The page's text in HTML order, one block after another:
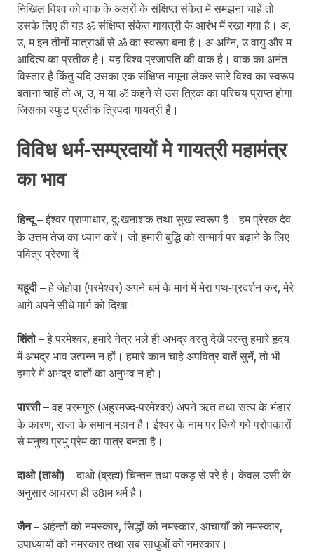
निखिल विश्व को वाक के अक्षरों के संक्षिप्त संकेत में समझना चाहें तो
उसके लिए ही यह ॐ संक्षिप्त संकेत गायत्री के आरंभ में रखा गया है। अ,
उ, म इन तीनों मात्राओं से ॐ का स्वरूप बना है। अ अग्नि, उ वायु और म
आदित्य का प्रतीक है। यह विश्व प्रजापति की वाक है। वाक का अनंत
विस्तार है किंतु यदि उसका एक संक्षिप्त नमूना लेकर सारे विश्व का स्वरूप
बताना चाहें तो अ, उ, म या ॐ कहने से उस त्रिक का परिचय प्राप्त होगा
जिसका स्फुट प्रतीक त्रिपदा गायत्री है।
विविध धर्म-सम्प्रदायों मे गायत्री महामंत्र
का भाव
हिन्दू– ईश्वर प्राणाधार, दुःखनाशक तथा सुख स्वरूप है। हम प्रेरक देव
के उत्तम तेज का ध्यान करें। जो हमारी बुद्धि को सन्मार्ग पर बढ़ाने के लिए
पवित्र प्रेरणा दें।
यहूदी– हे जेहोवा (परमेश्वर) अपने धर्म के मार्ग में मेरा पथ-प्रदर्शन कर, मेरे
आगे अपने सीधे मार्ग को दिखा।
शिंतो– हे परमेश्वर, हमारे नेत्र भले ही अभद्र वस्तु देखें परन्तु हमारे हृदय
में अभद्र भाव उत्पन्न न हों। हमारे कान चाहे अपवित्र बातें सुनें, तो भी
हमारे में अभद्र बातों का अनुभव न हो।
पारसी– वह परमगुरु (अहुरमज्द-परमेश्वर) अपने ऋत तथा सत्य के भंडार
के कारण, राजा के समान महान है। ईश्वर के नाम पर किये गये परोपकारों
से मनुष्य प्रभु प्रेम का पात्र बनता है।
दाओ (ताओ) – दाओ (ब्रह्म) चिन्तन तथा पकड़ से परे है। केवल उसी के
अनुसार आचरण ही उ8ाम धर्म है।
जैन– अर्हन्तों को नमस्कार, सिद्धों को नमस्कार, आचार्यों को नमस्कार,
उपाध्यायों को नमस्कार तथा सब साधुओं को नमस्कार।